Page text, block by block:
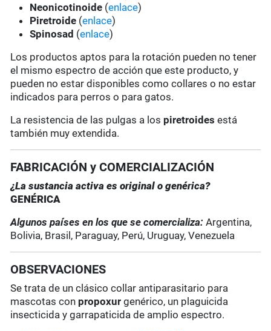
Neonicotinoide (enlace)
Piretroide (enlace)
Spinosad (enlace)
Los productos aptos para la rotación pueden no tener
el mismo espectro de acción que este producto, y
pueden no estar disponibles como collares o no estar
indicados para perros o para gatos.
La resistencia de las pulgas a los piretroides está
también muy extendida.
FABRICACIÓN y COMERCIALIZACIÓN
¿La sustancia activa es original o genérica?
GENÉRICA
Algunos países en los que se comercializa:Argentina,
Bolivia, Brasil, Paraguay, Perú, Uruguay, Venezuela
OBSERVACIONES
Se trata de un clásico collar antiparasitario para
mascotas con propoxur genérico, un plaguicida
insecticida y garrapaticida de amplio espectro.